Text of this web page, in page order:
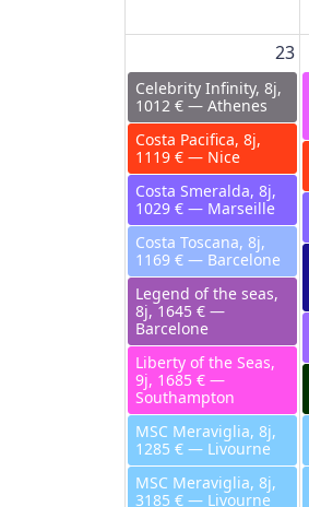
23
Celebrity Infinity, 8j,
1012 € — Athenes
Costa Pacifica, 8j,
1119 € — Nice
Costa Smeralda, 8j,
1029 € — Marseille
Costa Toscana, 8j,
1169 € — Barcelone
Legend of the seas,
8j, 1645 € —
Barcelone
Liberty of the Seas,
9j, 1685 € —
Southampton
MSC Meraviglia, 8j,
1285 € — Livourne
MSC Meraviglia, 8j,
3185 € — Livourne